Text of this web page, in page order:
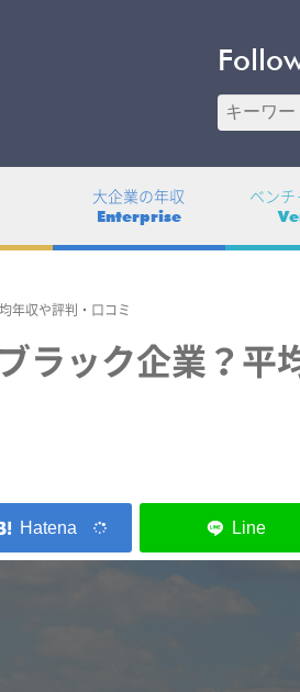
大企業の年収
Enterprise
ベンチ
年収や評判・口コミ
ラック企業？平